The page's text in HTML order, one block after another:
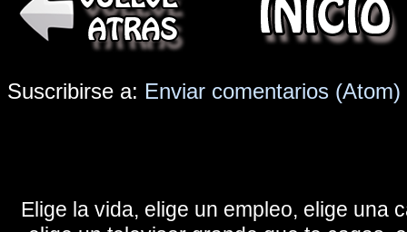
Suscribirse a: Enviar comentarios (Atom)
Elige la vida, elige un empleo, elige una